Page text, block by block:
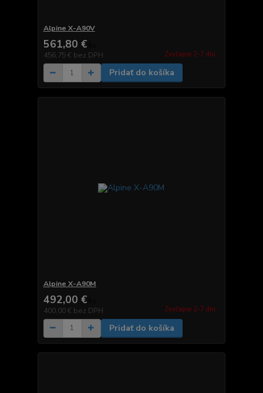
Alpine X-A90V
561,80 €
456,75 € bez DPH Zvyčajne 2-7 dni.
Pridať do košíka
Alpine X-A90M
492,00 €
400,00 € bez DPH Zvyčajne 2-7 dni.
Pridať do košíka